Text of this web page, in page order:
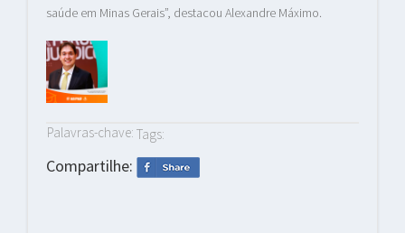
saúde em Minas Gerais”, destacou Alexandre Máximo.
Palavras-chave: Tags:
Compartilhe: